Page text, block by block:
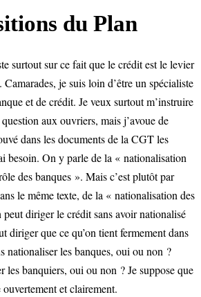
du Plan
surtout sur ce fait que le crédit est le levier
je suis loin d’être un spécialiste
et de crédit. Je veux surtout m’instruire
aux ouvriers, mais j’avoue de
dans les documents de la CGT les
besoin. On y parle de la « nationalisation
des banques ». Mais c’est plutôt par
le même texte, de la « nationalisation des
peut diriger le crédit sans avoir nationalisé
diriger que ce qu’on tient fermement dans
nationaliser les banques, oui ou non ?
les banquiers, oui ou non ? Je suppose que
et clairement.